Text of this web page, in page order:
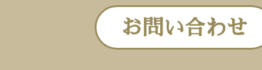
お問い合わせ